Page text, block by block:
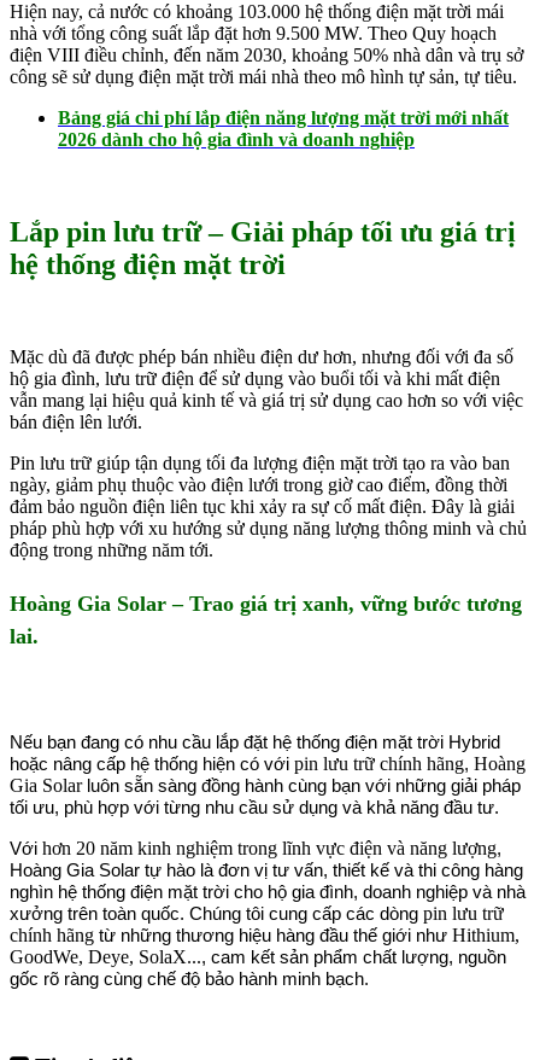
Hiện nay, cả nước có khoảng 103.000 hệ thống điện mặt trời mái
nhà với tổng công suất lắp đặt hơn 9.500 MW. Theo Quy hoạch
điện VIII điều chỉnh, đến năm 2030, khoảng 50% nhà dân và trụ sở
công sẽ sử dụng điện mặt trời mái nhà theo mô hình tự sản, tự tiêu.
Bảng giá chi phí lắp điện năng lượng mặt trời mới nhất
2026 dành cho hộ gia đình và doanh nghiệp
Lắp pin lưu trữ – Giải pháp tối ưu giá trị
hệ thống điện mặt trời
Mặc dù đã được phép bán nhiều điện dư hơn, nhưng đối với đa số
hộ gia đình, lưu trữ điện để sử dụng vào buổi tối và khi mất điện
vẫn mang lại hiệu quả kinh tế và giá trị sử dụng cao hơn so với việc
bán điện lên lưới.
Pin lưu trữ giúp tận dụng tối đa lượng điện mặt trời tạo ra vào ban
ngày, giảm phụ thuộc vào điện lưới trong giờ cao điểm, đồng thời
đảm bảo nguồn điện liên tục khi xảy ra sự cố mất điện. Đây là giải
pháp phù hợp với xu hướng sử dụng năng lượng thông minh và chủ
động trong những năm tới.
Hoàng Gia Solar – Trao giá trị xanh, vững bước tương
lai.
Nếu bạn đang có nhu cầu lắp đặt hệ thống điện mặt trời Hybrid
hoặc nâng cấp hệ thống hiện có với pin lưu trữ chính hãng, Hoàng
Gia Solarluôn sẵn sàng đồng hành cùng bạn với những giải pháp
tối ưu, phù hợp với từng nhu cầu sử dụng và khả năng đầu tư.
Với hơn 20 năm kinh nghiệm trong lĩnh vực điện và năng lượng,
Hoàng Gia Solar tự hào là đơn vị tư vấn, thiết kế và thi công hàng
nghìn hệ thống điện mặt trời cho hộ gia đình, doanh nghiệp và nhà
xưởng trên toàn quốc. Chúng tôi cung cấp các dòng pin lưu trữ
chính hãng từ những thương hiệu hàng đầu thế giới như Hithium,
GoodWe, Deye, SolaX..., cam kết sản phẩm chất lượng, nguồn
gốc rõ ràng cùng chế độ bảo hành minh bạch.